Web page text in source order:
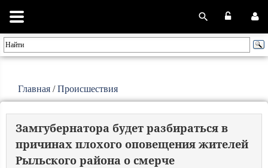
Главная /Происшествия
Замгубернатора будет разбираться в
причинах плохого оповещения жителей
Рыльского района о смерче